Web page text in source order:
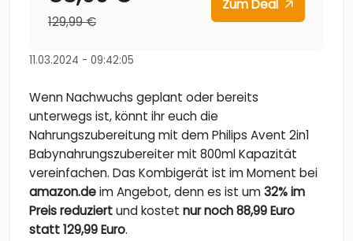
129,99 €
Zum Deal
11.03.2024 - 09:42:05
Wenn Nachwuchs geplant oder bereits
unterwegs ist, könnt ihr euch die
Nahrungszubereitung mit dem Philips Avent 2in1
Babynahrungszubereiter mit 800ml Kapazität
vereinfachen. Das Kombigerät ist im Moment bei
amazon.deim Angebot, denn es ist um32% im
Preis reduziertund kostet nur noch 88,99 Euro
statt 129,99 Euro.